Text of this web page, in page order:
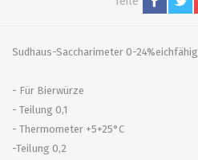
Sudhaus-Saccharimeter 0-24%eichfähig
- Für Bierwürze
- Teilung 0,1
- Thermometer +5+25°C
-Teilung 0,2